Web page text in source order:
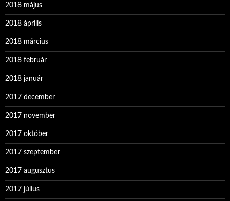
2018 május
2018 április
2018 március
2018 február
2018 január
2017 december
2017 november
2017 október
2017 szeptember
2017 augusztus
2017 július